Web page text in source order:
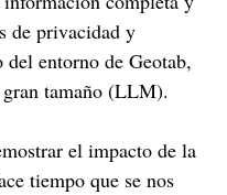
de privacidad y
entorno de Geotab,
tamaño (LLM).
el impacto de la
tiempo que se nos